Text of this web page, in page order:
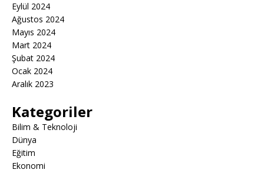
Eylül 2024
Ağustos 2024
Mayıs 2024
Mart 2024
Şubat 2024
Ocak 2024
Aralık 2023
Kategoriler
Bilim & Teknoloji
Dünya
Eğitim
Ekonomi